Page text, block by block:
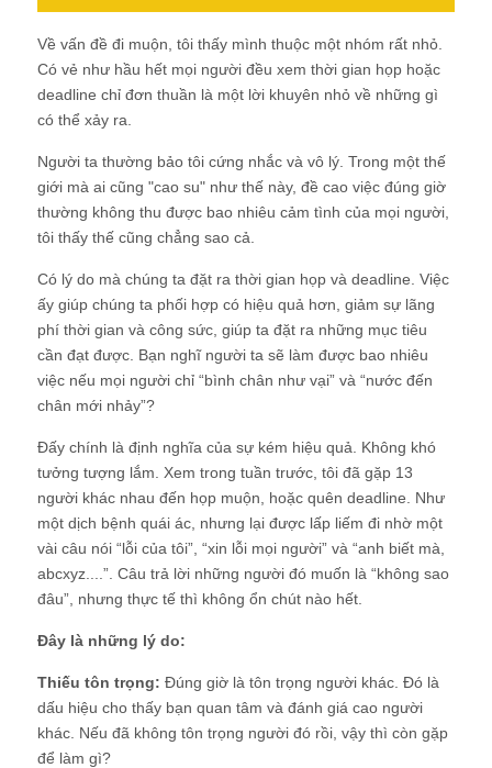
Về vấn đề đi muộn, tôi thấy mình thuộc một nhóm rất nhỏ.
Có vẻ như hầu hết mọi người đều xem thời gian họp hoặc
deadline chỉ đơn thuần là một lời khuyên nhỏ về những gì
có thể xảy ra.
Người ta thường bảo tôi cứng nhắc và vô lý. Trong một thế
giới mà ai cũng "cao su" như thế này, đề cao việc đúng giờ
thường không thu được bao nhiêu cảm tình của mọi người,
tôi thấy thế cũng chẳng sao cả.
Có lý do mà chúng ta đặt ra thời gian họp và deadline. Việc
ấy giúp chúng ta phối hợp có hiệu quả hơn, giảm sự lãng
phí thời gian và công sức, giúp ta đặt ra những mục tiêu
cần đạt được. Bạn nghĩ người ta sẽ làm được bao nhiêu
việc nếu mọi người chỉ “bình chân như vại” và “nước đến
chân mới nhảy”?
Đấy chính là định nghĩa của sự kém hiệu quả. Không khó
tưởng tượng lắm. Xem trong tuần trước, tôi đã gặp 13
người khác nhau đến họp muộn, hoặc quên deadline. Như
một dịch bệnh quái ác, nhưng lại được lấp liếm đi nhờ một
vài câu nói “lỗi của tôi”, “xin lỗi mọi người” và “anh biết mà,
abcxyz....”. Câu trả lời những người đó muốn là “không sao
đâu”, nhưng thực tế thì không ổn chút nào hết.
Đây là những lý do:
Thiếu tôn trọng: Đúng giờ là tôn trọng người khác. Đó là
dấu hiệu cho thấy bạn quan tâm và đánh giá cao người
khác. Nếu đã không tôn trọng người đó rồi, vậy thì còn gặp
để làm gì?